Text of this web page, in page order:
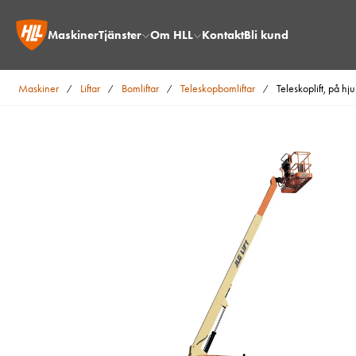
MaskinerTjänster Om HLL KontaktBli kund
Maskiner / Liftar / Bomliftar / Teleskopbomliftar / Teleskoplift, på